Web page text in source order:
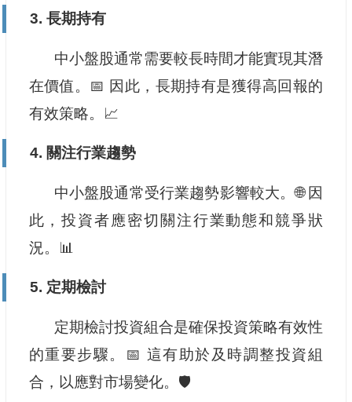
3. 長期持有
中小盤股通常需要較長時間才能實現其潛
在價值。📅 因此，長期持有是獲得高回報的
有效策略。📈
4. 關注行業趨勢
中小盤股通常受行業趨勢影響較大。🌐 因
此，投資者應密切關注行業動態和競爭狀
況。📊
5. 定期檢討
定期檢討投資組合是確保投資策略有效性
的重要步驟。📅 這有助於及時調整投資組
合，以應對市場變化。🛡️